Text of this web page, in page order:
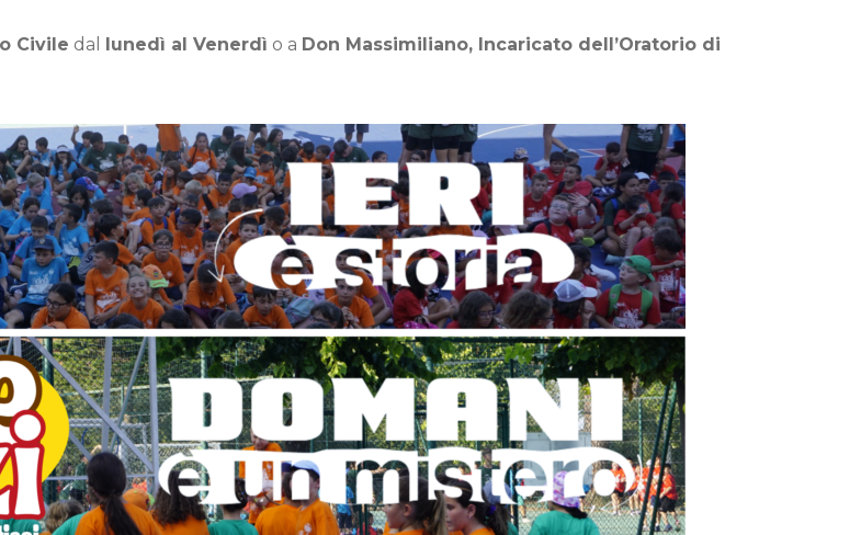
Civile dal lunedì al Venerdì o a Don Massimiliano, Incaricato dell’Oratorio di